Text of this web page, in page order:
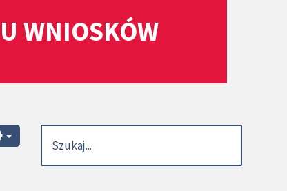
WNIOSKÓW